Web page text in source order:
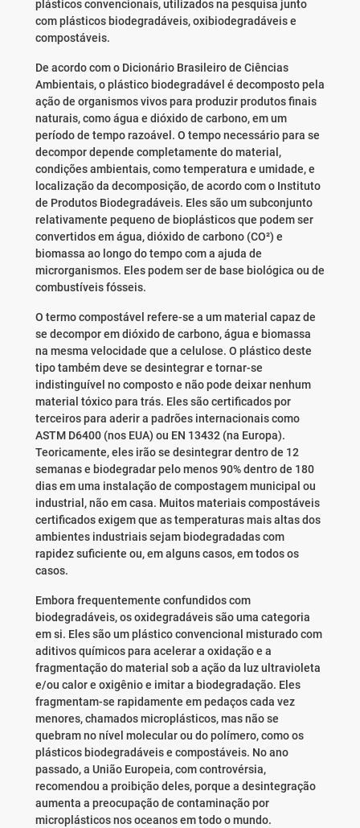
plásticos convencionais, utilizados na pesquisa junto
com plásticos biodegradáveis, oxibiodegradáveis e
compostáveis.
De acordo com o Dicionário Brasileiro de Ciências
Ambientais, o plástico biodegradável é decomposto pela
ação de organismos vivos para produzir produtos finais
naturais, como água e dióxido de carbono, em um
período de tempo razoável. O tempo necessário para se
decompor depende completamente do material,
condições ambientais, como temperatura e umidade, e
localização da decomposição, de acordo com o Instituto
de Produtos Biodegradáveis. Eles ​​são um subconjunto
relativamente pequeno de bioplásticos que podem ser
convertidos em água, dióxido de carbono (CO²) e
biomassa ao longo do tempo com a ajuda de
microrganismos. Eles ​​podem ser de base biológica ou de
combustíveis fósseis.
O termo compostável refere-se a um material capaz de
se decompor em dióxido de carbono, água e biomassa
na mesma velocidade que a celulose. O plástico deste
tipo também deve se desintegrar e tornar-se
indistinguível no composto e não pode deixar nenhum
material tóxico para trás. Eles são certificados por
terceiros para aderir a padrões internacionais como
ASTM D6400 (nos EUA) ou EN 13432 (na Europa).
Teoricamente, eles irão se desintegrar dentro de 12
semanas e biodegradar pelo menos 90% dentro de 180
dias em uma instalação de compostagem municipal ou
industrial, não em casa. Muitos materiais compostáveis ​​
certificados exigem que as temperaturas mais altas dos
ambientes industriais sejam biodegradadas com
rapidez suficiente ou, em alguns casos, em todos os
casos.
Embora frequentemente confundidos com
biodegradáveis, os oxidegradáveis ​​são uma categoria
em si. Eles são um plástico convencional misturado com
aditivos químicos para acelerar a oxidação e a
fragmentação do material sob a ação da luz ultravioleta
e/ou calor e oxigênio e imitar a biodegradação. Eles ​​
fragmentam-se rapidamente em pedaços cada vez
menores, chamados microplásticos, mas não se
quebram no nível molecular ou do polímero, como os
plásticos biodegradáveis ​​e compostáveis. No ano
passado, a União Europeia, com controvérsia,
recomendou a proibição deles, porque a desintegração
aumenta a preocupação de contaminação por
microplásticos nos oceanos em todo o mundo.